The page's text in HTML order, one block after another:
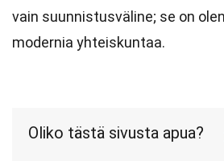
vain suunnistusväline; se on
modernia yhteiskuntaa.
Oliko tästä sivusta apua?